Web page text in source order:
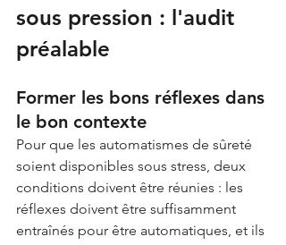
sous pression : l'audit
préalable
Former les bons réflexes dans
le bon contexte
Pour que les automatismes de sûreté
soient disponibles sous stress, deux
conditions doivent être réunies : les
réflexes doivent être suffisamment
entraînés pour être automatiques, et ils